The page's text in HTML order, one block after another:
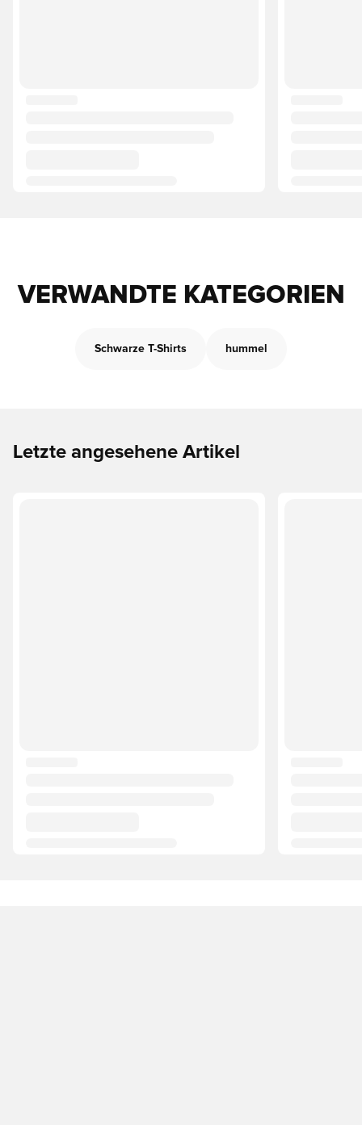
VERWANDTE KATEGORIEN
Schwarze T-Shirts hummel
Letzte angesehene Artikel